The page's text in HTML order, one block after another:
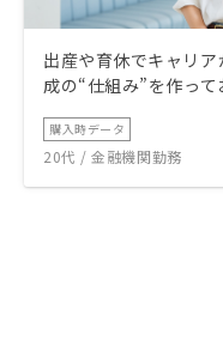
出産や育休でキャリ
成の“仕組み”を作って
購入時データ
20代 / 金融機関勤務